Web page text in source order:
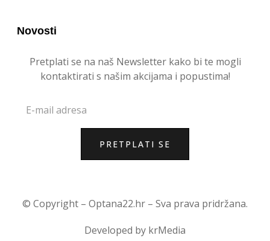
Novosti
Pretplati se na naš Newsletter kako bi te mogli
kontaktirati s našim akcijama i popustima!
PRETPLATI SE
© Copyright – Optana22.hr – Sva prava pridržana.
Developed by krMedia